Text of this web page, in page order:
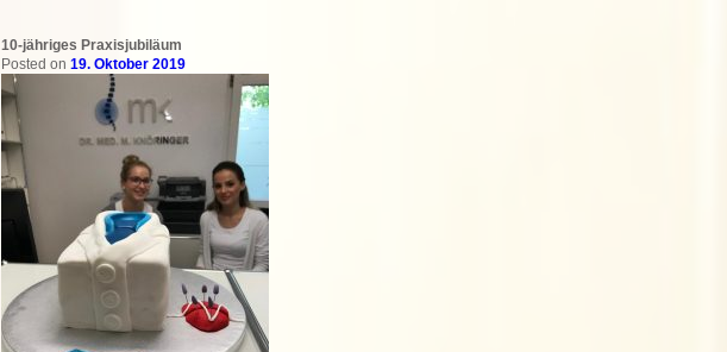
10-jähriges Praxisjubiläum
Posted on19. Oktober 2019